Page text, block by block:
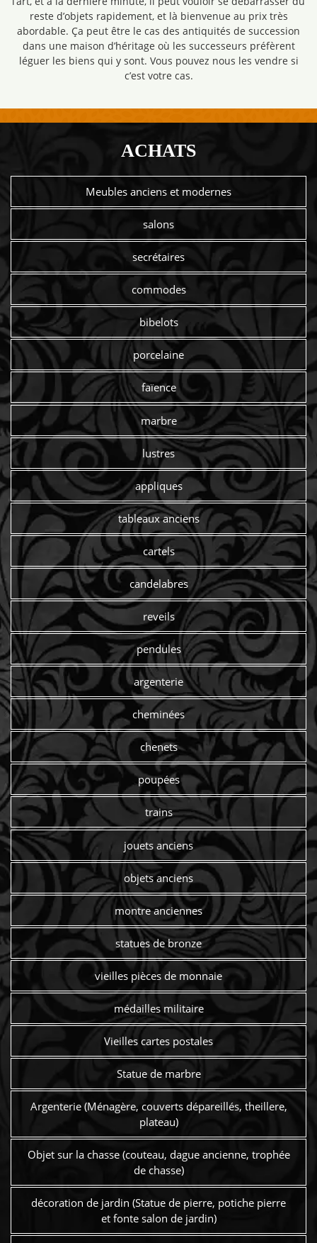
reste d’objets rapidement, et là bienvenue au prix très
abordable. Ça peut être le cas des antiquités de succession
dans une maison d’héritage où les successeurs préfèrent
léguer les biens qui y sont. Vous pouvez nous les vendre si
c’est votre cas.
ACHATS
Meubles anciens et modernes
salons
secrétaires
commodes
bibelots
porcelaine
faïence
marbre
lustres
appliques
tableaux anciens
cartels
candelabres
reveils
pendules
argenterie
cheminées
chenets
poupées
trains
jouets anciens
objets anciens
montre anciennes
statues de bronze
vieilles pièces de monnaie
médailles militaire
Vieilles cartes postales
Statue de marbre
Argenterie (Ménagère, couverts dépareillés, theillere,
plateau)
Objet sur la chasse (couteau, dague ancienne, trophée
de chasse)
décoration de jardin (Statue de pierre, potiche pierre
et fonte salon de jardin)